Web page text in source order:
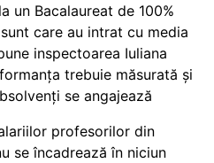
un Bacalaureat de 100%
care au intrat cu media
inspectoarea Iuliana
trebuie măsurată și
se angajează
profesorilor din
se încadrează în niciun